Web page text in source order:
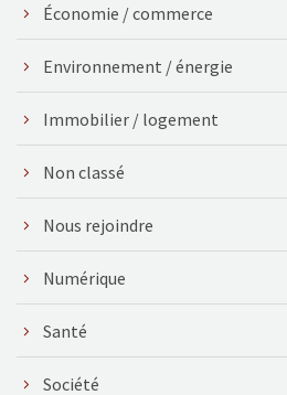
Économie / commerce
Environnement / énergie
Immobilier / logement
Non classé
Nous rejoindre
Numérique
Santé
Société